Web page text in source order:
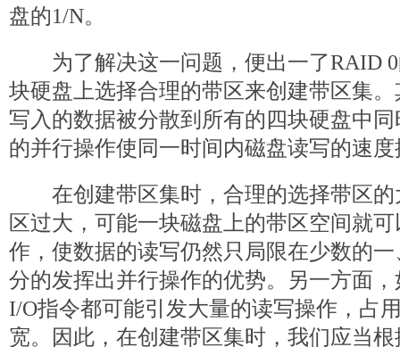
盘的1/N。
为了解决这一问题，便出一了RAID 0
块硬盘上选择合理的带区来创建带区集
写入的数据被分散到所有的四块硬盘中
的并行操作使同一时间内磁盘读写的速
在创建带区集时，合理的选择带区的
区过大，可能一块磁盘上的带区空间就
作，使数据的读写仍然只局限在少数的
分的发挥出并行操作的优势。另一方面
I/O指令都可能引发大量的读写操作，占
宽。因此，在创建带区集时，我们应当